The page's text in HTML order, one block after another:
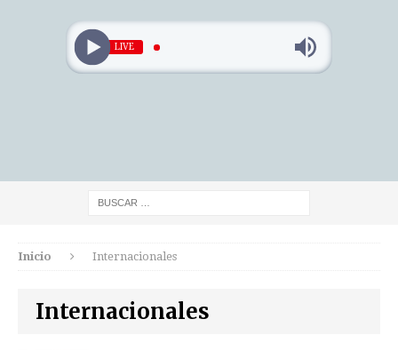
LIVE
Inicio Internacionales
Internacionales